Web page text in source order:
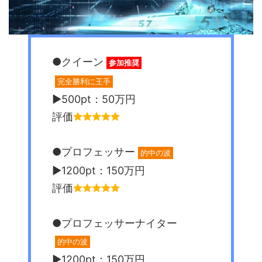
●クイーン 参加推奨
完全勝利に王手
▶︎500pt：50万円
評価
●プロフェッサー 的中の波
▶︎1200pt：150万円
評価
●プロフェッサーナイター
的中の波
▶︎1200pt：150万円